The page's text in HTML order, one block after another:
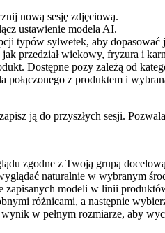
nową sesję zdjęciową.
ustawienie modela AI.
typów sylwetek, aby dopasować
przedział wiekowy, fryzura i
Dostępne pozy zależą od
z produktem i
ją do przyszłych sesji.
zgodne z Twoją grupą
naturalnie w wybranym
modeli w linii
różnicami, a następnie
w pełnym rozmiarze, aby